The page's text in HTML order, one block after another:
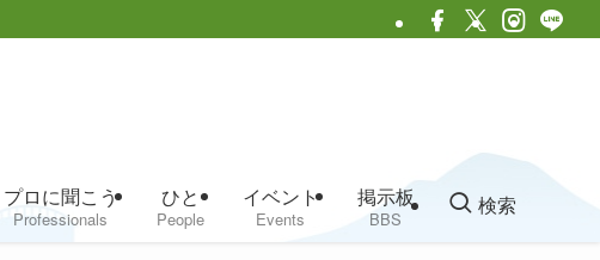
プロに聞こう
Professionals
ひと
People
イベント
Events
掲示板
BBS
検索